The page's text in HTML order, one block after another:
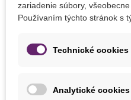
Ak sa bojíte drobných
použiťkošík na cibuľoviny.
Zálievku tulipány vyžadujú
byťstále
priebehu júna vyberieme,
zariadenie súbory,
Používaním týchto stránok s
Technické cookies
Analytické cookies